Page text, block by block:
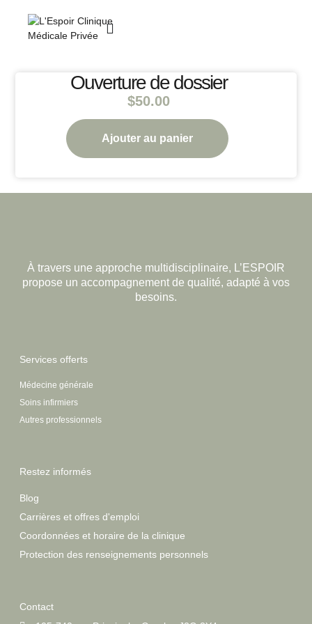
Ouverture de dossier
$50.00
Ajouter au panier
À travers une approche multidisciplinaire, L’ESPOIR
propose un accompagnement de qualité, adapté à vos
besoins.
Services offerts
Médecine générale
Soins infirmiers
Autres professionnels
Restez informés
Blog
Carrières et offres d'emploi
Coordonnées et horaire de la clinique
Protection des renseignements personnels
Contact